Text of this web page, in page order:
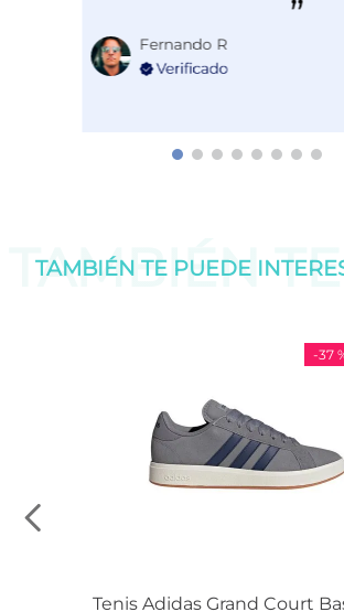
Fernando R
TAMBIÉN
TAMBIÉN TE PUEDE
-37
Tenis Adidas Grand Court